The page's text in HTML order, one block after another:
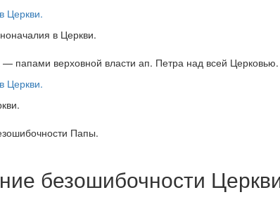
Церкви.
в Церкви.
папами верховной власти ап. Петра над всей Церковью.
Церкви.
Папы.
безошибочности